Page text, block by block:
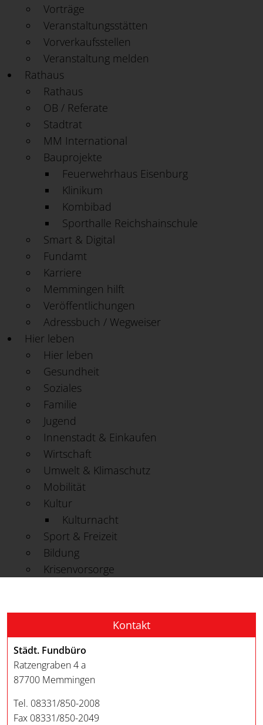
Vorträge
Veranstaltungsstätten
Vorverkaufsstellen
Veranstaltung melden
Rathaus
Rathaus
OB / Referate
Stadtrat
MM International
Bauprojekte
Feuerwehrhaus Eisenburg
Klinikum
Kombibad
Sporthalle Reichshainschule
Smart & Digital
Fundamt
Karriere
Memmingen hilft
Veröffentlichungen
Adressbuch / Wegweiser
Hier leben
Hier leben
Gesundheit
Soziales
Familie
Jugend
Innenstadt & Einkaufen
Wirtschaft
Umwelt & Klimaschutz
Mobilität
Kultur
Kulturnacht
Sport & Freizeit
Bildung
Krisenvorsorge
Kontakt
Städt. Fundbüro
Ratzengraben 4 a
87700 Memmingen
Tel. 08331/850-2008
Fax 08331/850-2049